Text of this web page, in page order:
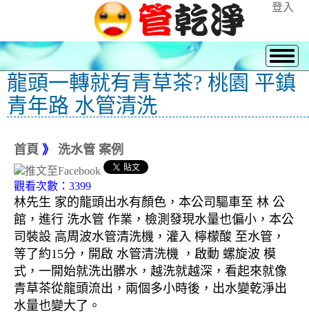
登入
龍頭一轉就有青草茶? 桃園 平鎮
青年路 水管清洗
首頁 》 洗水管 案例
觀看次數：3399
林先生 家的龍頭出水有顏色，本公司驅車至 林 公
館，進行 洗水管 作業，檢測發現水量也偏小，本公
司裝設 高周波水管清洗機，灌入 檸檬酸 至水管，
等了約15分，開啟 水管清洗機 ，啟動 螺旋波 模
式，一開始就洗出髒水，越洗就越深，看起來就像
青草茶從龍頭流出，兩個多小時後，出水變乾淨出
水量也變大了。